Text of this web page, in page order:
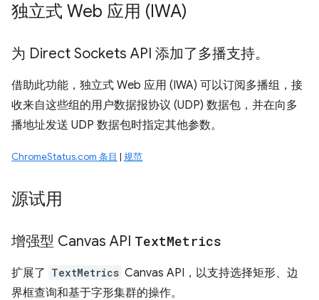
独立式 Web 应用 (IWA)
为 Direct Sockets API 添加了多播支持。
借助此功能，独立式 Web 应用 (IWA) 可以订阅多播组，接
收来自这些组的用户数据报协议 (UDP) 数据包，并在向多
播地址发送 UDP 数据包时指定其他参数。
ChromeStatus.com 条目 | 规范
源试用
增强型 Canvas API TextMetrics
扩展了 TextMetrics Canvas API，以支持选择矩形、边
界框查询和基于字形集群的操作。